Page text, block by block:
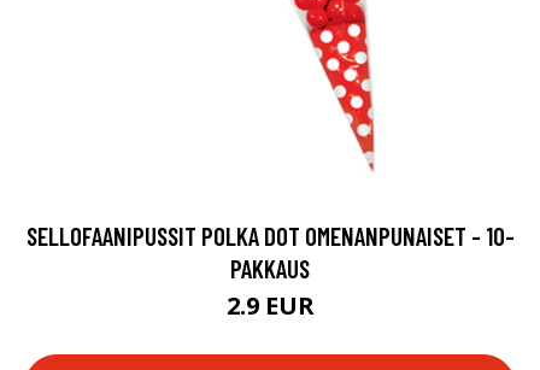
SELLOFAANIPUSSIT POLKA DOT OMENANPUNAISET - 10-
PAKKAUS
2.9 EUR